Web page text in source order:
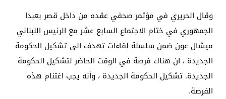
وقال الحريري في مؤتمر صحفي عقده من داخل قصر بعبدا
الجمهوري في ختام الاجتماع السابع عشر مع الرئيس اللبناني
ميشال عون ضمن سلسلة لقاءات تهدف الى تشكيل الحكومة
الجديدة ، ان هناك فرصة في الوقت الحاضر لتشكيل الحكومة
الجديدة. تشكيل الحكومة الجديدة ، وأنه يجب اغتنام هذه
الفرصة.